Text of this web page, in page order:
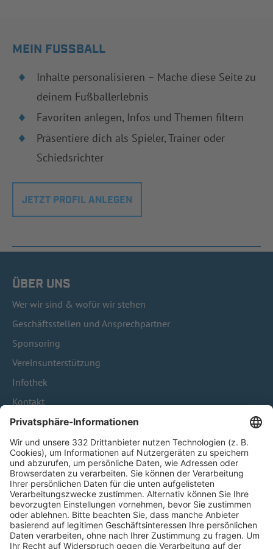
MEIN FUSSBALL
Inhalte personalisieren – Mache diese Seite zu
deinem Fußballerlebnis
Favoriten anlegen, Infos und Themen filtern
Präsentiere dich als Spieler, Trainer oder
Schiedsrichter
JETZT PROFIL ANLEGEN
ÜBER UNS
Wer wir sind & wofür wir stehen
Geschäftsstellen und Ansprechpartner
Sponsoring
Vereinsunterstützung
Infothek
Kontakt
HÄUFIG BESUCHTE SEITEN
Pässe und Vereinswechsel
Trainerausbildung
Schulungsangebot Vereinsmitarbeiter
BFV-Geschäftsstellen
Trainerbörse